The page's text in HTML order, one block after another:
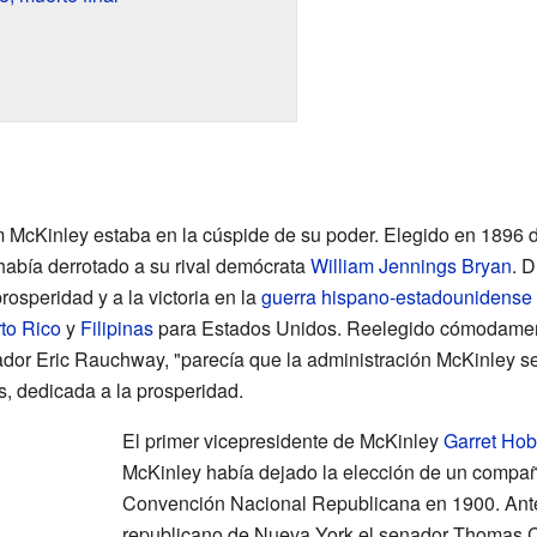
estaba en la cúspide de su poder. Elegido en 1896
derrotado a su rival demócrataWilliam Jennings Bryan.
y a la victoria en laguerra hispano-estadounidense
Ricoy Filipinaspara Estados Unidos. Reelegido
Eric Rauchway, "parecía que la administración McKinley
dedicada a la prosperidad.
El primer vicepresidente de McKinleyGarret
McKinley había dejado la elección de un
Convención Nacional Republicana en 1900.